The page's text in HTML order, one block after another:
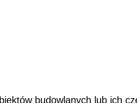
budowlanych lub ich